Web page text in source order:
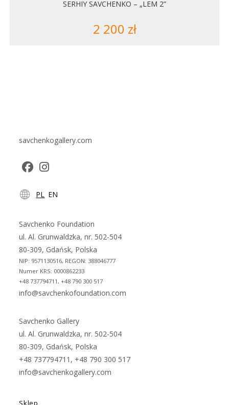
SERHIY SAVCHENKO – „LEM 2”
2 200 zł
savchenkogallery.com
in
new
tab
in
new
tab
PL EN
Savchenko Foundation
ul. Al. Grunwaldzka, nr. 502-504
80-309, Gdańsk, Polska
NIP: 9571130516, REGON: 388046777
Numer KRS: 0000862233
+48 737794711, +48 790 300 517
info@savchenkofoundation.com
Savchenko Gallery
ul. Al. Grunwaldzka, nr. 502-504
80-309, Gdańsk, Polska
+48 737794711, +48 790 300 517
info@savchenkogallery.com
Sklep